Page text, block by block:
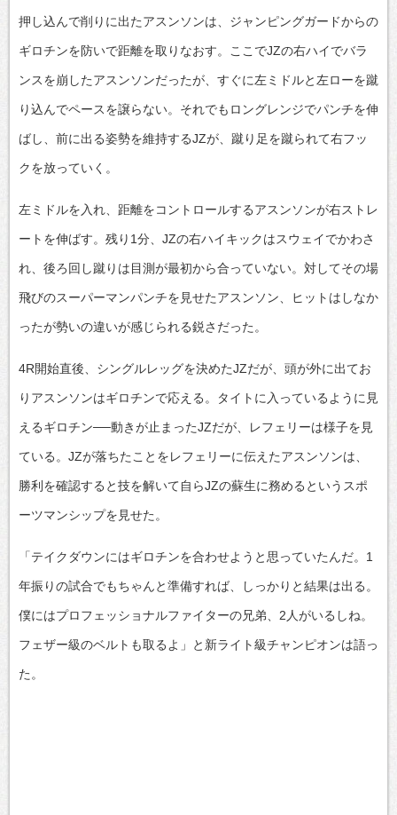
押し込んで削りに出たアスンソンは、ジャンピングガードからの
ギロチンを防いで距離を取りなおす。ここでJZの右ハイでバラ
ンスを崩したアスンソンだったが、すぐに左ミドルと左ローを蹴
り込んでペースを譲らない。それでもロングレンジでパンチを伸
ばし、前に出る姿勢を維持するJZが、蹴り足を蹴られて右フッ
クを放っていく。
左ミドルを入れ、距離をコントロールするアスンソンが右ストレ
ートを伸ばす。残り1分、JZの右ハイキックはスウェイでかわさ
れ、後ろ回し蹴りは目測が最初から合っていない。対してその場
飛びのスーパーマンパンチを見せたアスンソン、ヒットはしなか
ったが勢いの違いが感じられる鋭さだった。
4R開始直後、シングルレッグを決めたJZだが、頭が外に出てお
りアスンソンはギロチンで応える。タイトに入っているように見
えるギロチン──動きが止まったJZだが、レフェリーは様子を見
ている。JZが落ちたことをレフェリーに伝えたアスンソンは、
勝利を確認すると技を解いて自らJZの蘇生に務めるというスポ
ーツマンシップを見せた。
「テイクダウンにはギロチンを合わせようと思っていたんだ。1
年振りの試合でもちゃんと準備すれば、しっかりと結果は出る。
僕にはプロフェッショナルファイターの兄弟、2人がいるしね。
フェザー級のベルトも取るよ」と新ライト級チャンピオンは語っ
た。